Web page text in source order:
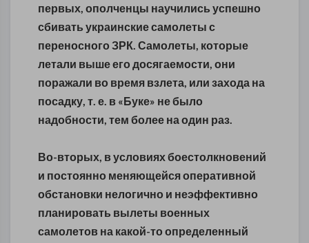
первых, ополченцы научились успешно
сбивать украинские самолеты с
переносного ЗРК. Самолеты, которые
летали выше его досягаемости, они
поражали во время взлета, или захода на
посадку, т. е. в «Буке» не было
надобности, тем более на один раз.
Во-вторых, в условиях боестолкновений
и постоянно меняющейся оперативной
обстановки нелогично и неэффективно
планировать вылеты военных
самолетов на какой-то определенный